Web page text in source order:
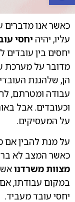
כאשר אנו מדברים
עליו, יהיה יחסי
יחסים בין עובדים
מדובר על מערכת
הן, שלהגנת
עבודה ומטרתם,
וכעובדים. אבל
על המעסיקים.
על מנת להבין אם
כאשר המצב לא
מצוות משרדנו
במקום עבודתו, אם
יחסי עובד מעביד.